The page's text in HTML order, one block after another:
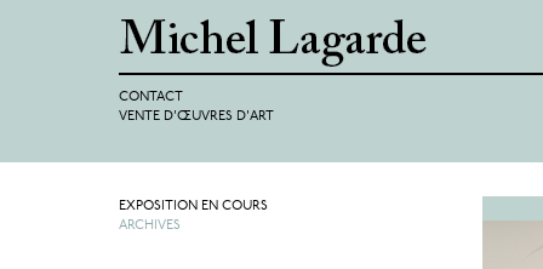
CONTACT
VENTE D'ŒUVRES D'ART
EXPOSITION EN COURS
ARCHIVES